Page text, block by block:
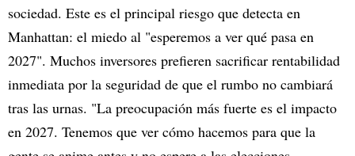
sociedad. Este es el principal riesgo que detecta en
Manhattan: el miedo al "esperemos a ver qué pasa en
2027". Muchos inversores prefieren sacrificar rentabilidad
inmediata por la seguridad de que el rumbo no cambiará
tras las urnas. "La preocupación más fuerte es el impacto
en 2027. Tenemos que ver cómo hacemos para que la